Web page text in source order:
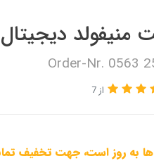
منیفولد دیجیتال
Order-Nr. 0563
از 7
به روز است، جهت تخفیف